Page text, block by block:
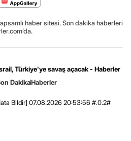
haber sitesi. Son dakika haberleri
Türkiye'ye savaş açacak - Haberler
DakikaHaberler
Bildir] 07.08.2026 20:53:56 #.0.2#